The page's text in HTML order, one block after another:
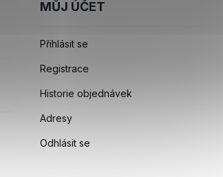
MŮJ ÚČET
Přihlásit se
Registrace
Historie objednávek
Adresy
Odhlásit se